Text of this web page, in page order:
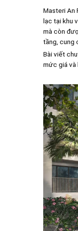
Masteri An
lạc tại khu
mà còn
tầng, cung
Bài viết
mức giá và